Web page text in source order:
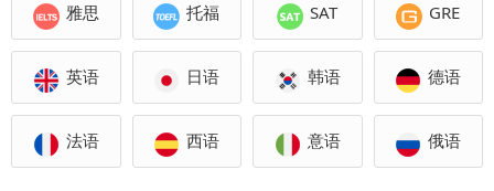
雅思 托福 SAT GRE
英语 日语 韩语 德语
法语 西语 意语 俄语